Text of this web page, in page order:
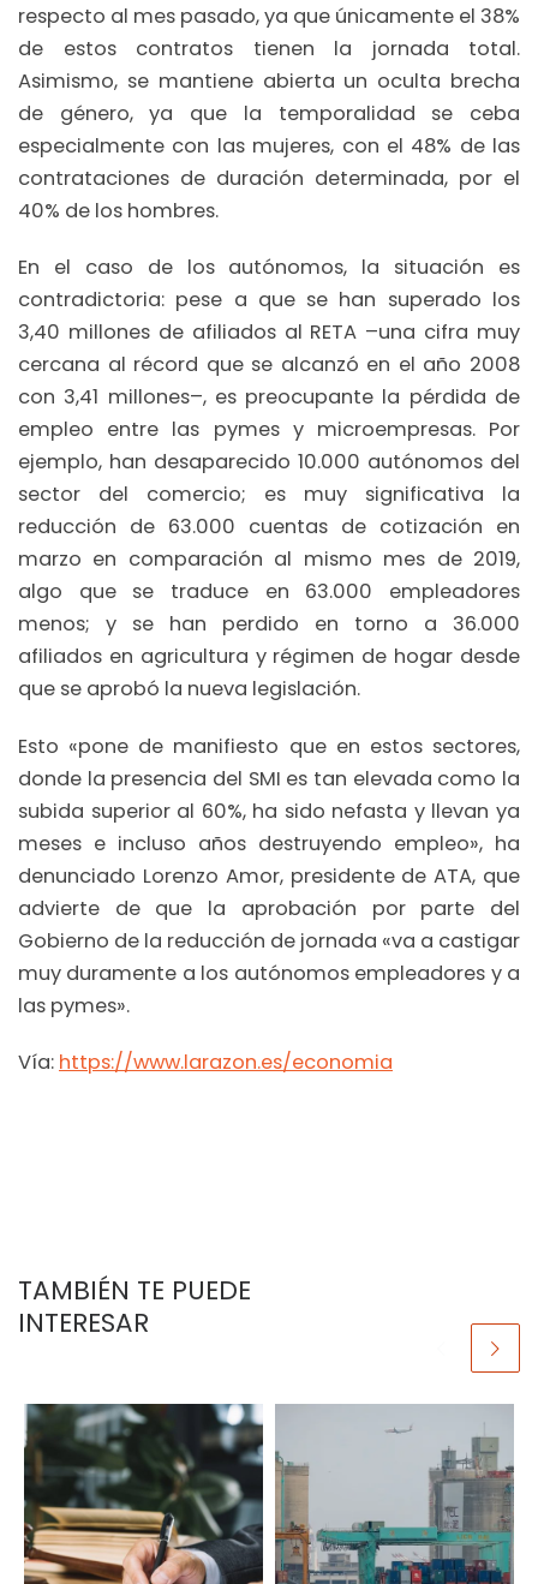
respecto al mes pasado, ya que únicamente el 38%
de estos contratos tienen la jornada total.
Asimismo, se mantiene abierta un oculta brecha
de género, ya que la temporalidad se ceba
especialmente con las mujeres, con el 48% de las
contrataciones de duración determinada, por el
40% de los hombres.
En el caso de los autónomos, la situación es
contradictoria: pese a que se han superado los
3,40 millones de afiliados al RETA –una cifra muy
cercana al récord que se alcanzó en el año 2008
con 3,41 millones–, es preocupante la pérdida de
empleo entre las pymes y microempresas. Por
ejemplo, han desaparecido 10.000 autónomos del
sector del comercio; es muy significativa la
reducción de 63.000 cuentas de cotización en
marzo en comparación al mismo mes de 2019,
algo que se traduce en 63.000 empleadores
menos; y se han perdido en torno a 36.000
afiliados en agricultura y régimen de hogar desde
que se aprobó la nueva legislación.
Esto «pone de manifiesto que en estos sectores,
donde la presencia del SMI es tan elevada como la
subida superior al 60%, ha sido nefasta y llevan ya
meses e incluso años destruyendo empleo», ha
denunciado Lorenzo Amor, presidente de ATA, que
advierte de que la aprobación por parte del
Gobierno de la reducción de jornada «va a castigar
muy duramente a los autónomos empleadores y a
las pymes».
Vía: https://www.larazon.es/economia
TAMBIÉN TE PUEDE
INTERESAR